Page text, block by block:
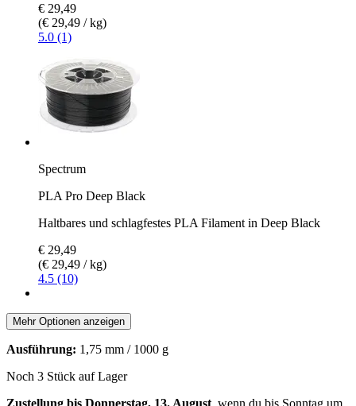
€ 29,49
(€ 29,49 / kg)
5.0 (1)
Spectrum
PLA Pro Deep Black
Haltbares und schlagfestes PLA Filament in Deep Black
€ 29,49
(€ 29,49 / kg)
4.5 (10)
Mehr Optionen anzeigen
Ausführung: 1,75 mm / 1000 g
Noch 3 Stück auf Lager
Zustellung bis Donnerstag, 13. August , wenn du bis Sonntag um